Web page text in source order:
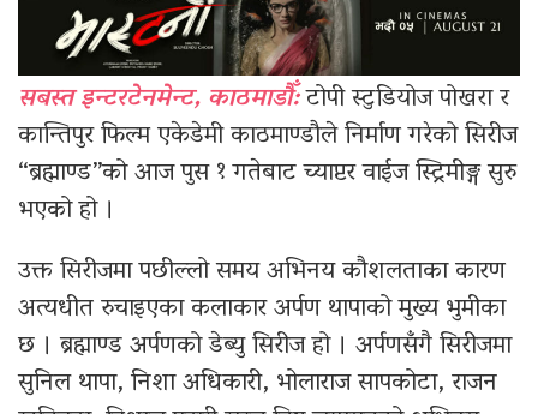
सबस्त इन्टरटेनमेन्ट, काठमाडौँ:टोपी स्टुडियोज पोखरा र
कान्तिपुर फिल्म एकेडेमी काठमाण्डौले निर्माण गरेको सिरीज
“ब्रह्माण्ड”को आज पुस १ गतेबाट च्याप्टर वाईज स्ट्रिमीङ्ग सुरु
भएको हो ।
उक्त सिरीजमा पछील्लो समय अभिनय कौशलताका कारण
अत्यधीत रुचाइएका कलाकार अर्पण थापाको मुख्य भुमीका
छ । ब्रह्माण्ड अर्पणको डेब्यु सिरीज हो । अर्पणसँगै सिरीजमा
सुनिल थापा, निशा अधिकारी, भोलाराज सापकोटा, राजन